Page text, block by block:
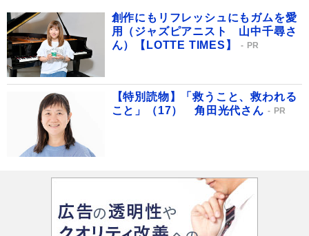
創作にもリフレッシュにもガムを愛
用（ジャズピアニスト 山中千尋さ
ん）【LOTTE TIMES】
PR
【特別読物】「救うこと、救われる
こと」（17） 角田光代さん
PR